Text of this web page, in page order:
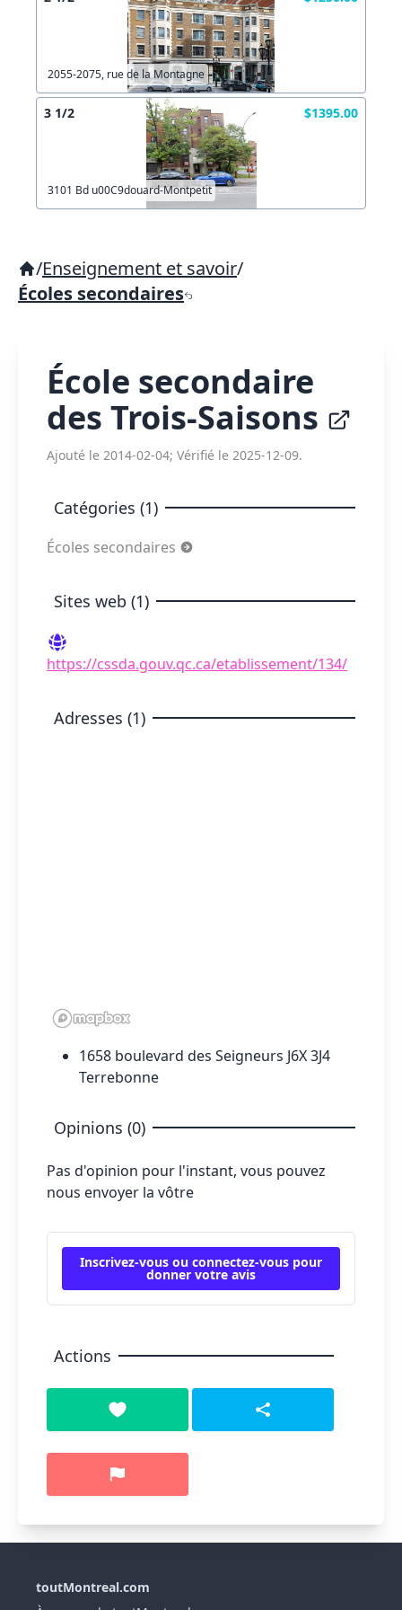
2055-2075, rue de la Montagne
3 1/2 $1395.00
3101 Bd u00C9douard-Montpetit
/Enseignement et savoir/
Écoles secondaires
École secondaire
des Trois-Saisons
Ajouté le 2014-02-04; Vérifié le 2025-12-09.
Catégories (1)
Écoles secondaires
Sites web (1)
https://cssda.gouv.qc.ca/etablissement/134/
Adresses (1)
1658 boulevard des Seigneurs J6X 3J4
Terrebonne
Opinions (0)
Pas d'opinion pour l'instant, vous pouvez
nous envoyer la vôtre
Inscrivez-vous ou connectez-vous pour
donner votre avis
Actions
toutMontreal.com